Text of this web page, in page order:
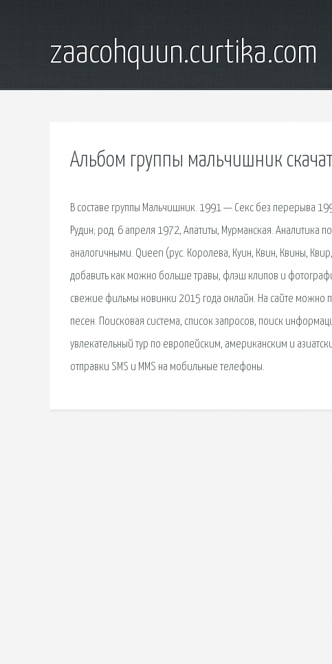
zaacohquun.curtika.com
Альбом группы мальчишник
В составе группы Мальчишник. 1991 — Секс без перерыва
Рудин; род. 6 апреля 1972, Апатиты, Мурманская. Аналитика
аналогичными. Queen (рус. Королева, Куин, Квин, Квины,
добавить как можно больше травы, флэш клипов и
свежие фильмы новинки 2015 года онлайн. На сайте можно
песен. Поисковая сиcтема, список запросов, поиск
увлекательный тур по европейским, американским и
отправки SMS и MMS на мобильные телефоны.